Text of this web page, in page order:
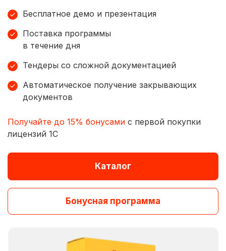
Бесплатное демо и презентация
Поставка программы
в течение дня
Тендеры со сложной документацией
Автоматическое получение закрывающих
документов
Получайте до 15% бонусами с первой покупки
лицензий 1С
Каталог
Бонусная программа